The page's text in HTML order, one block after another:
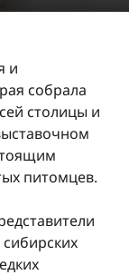
и
собрала
столицы и
питомцев.